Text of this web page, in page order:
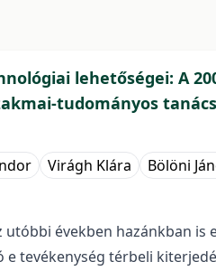
lehetőségei: A
tudományos
Virágh Klára Bölöni
években hazánkban
tevékenység térbeli